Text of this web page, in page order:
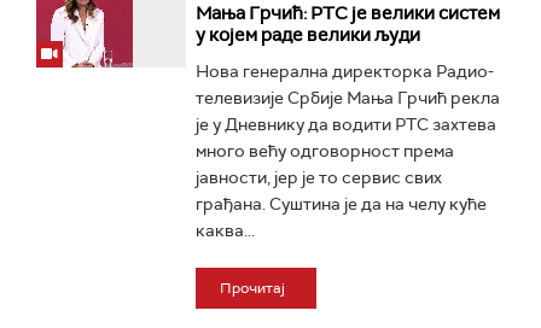
Мања Грчић: РТС је велики систем
у којем раде велики људи
Нова генерална директорка Радио-
телевизије Србије Мања Грчић рекла
је у Дневнику да водити РТС захтева
много већу одговорност према
јавности, јер је то сервис свих
грађана. Суштина је да на челу куће
каква...
Прочитај